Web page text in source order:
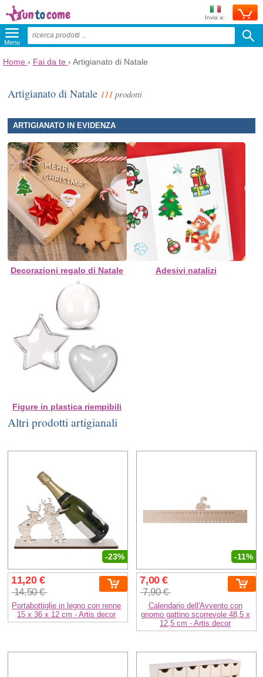
Invia a:
Menu
Home › Fai da te › Artigianato di Natale
Artigianato di Natale 111 prodotti
ARTIGIANATO IN EVIDENZA
Decorazioni regalo di Natale Adesivi natalizi
Figure in plastica riempibili
Altri prodotti artigianali
-23%
11,20 €
14,50 €
Portabottiglie in legno con renne
15 x 36 x 12 cm - Artis decor
-11%
7,00 €
7,90 €
Calendario dell'Avvento con
gnomo gattino scorrevole 48,5 x
12,5 cm - Artis decor